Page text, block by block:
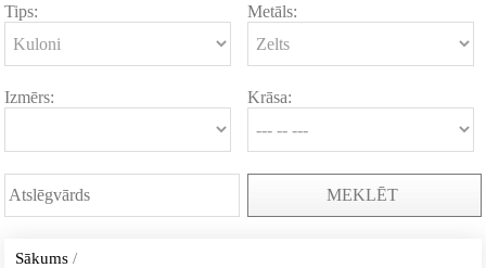
Tips: Metāls:
Izmērs: Krāsa:
MEKLĒT
Sākums /